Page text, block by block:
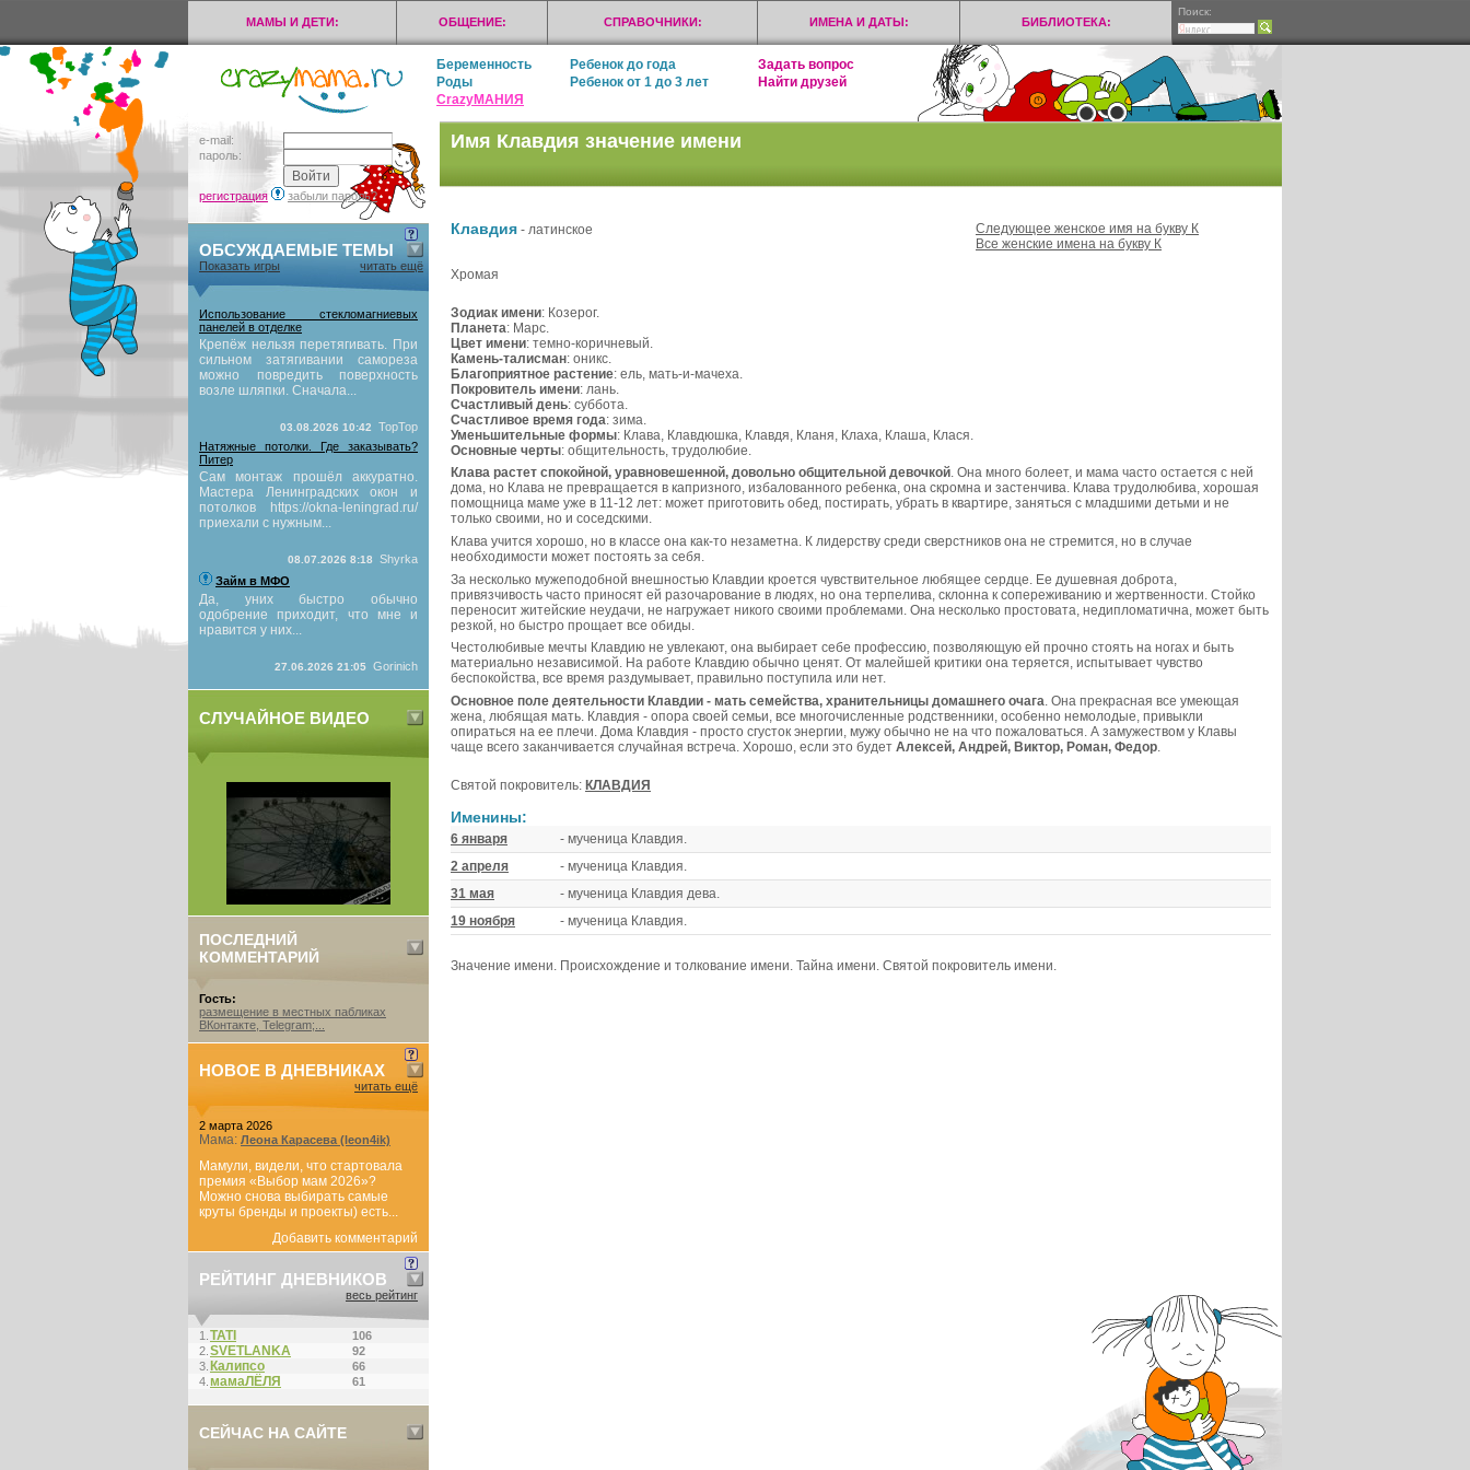
МАМЫ И ДЕТИ: ОБЩЕНИЕ: СПРАВОЧНИКИ: ИМЕНА И ДАТЫ: БИБЛИОТЕКА:
Поиск:
Беременность Ребенок до года
Задать вопрос
Роды
Ребенок от 1 до 3 лет
Найти друзей
CrazyМАНИЯ
e-mail:
пароль:
регистрация забыли пароль?
ОБСУЖДАЕМЫЕ ТЕМЫ
Показать игры читать ещё
Использование стекломагниевых
панелей в отделке
Крепёж нельзя перетягивать. При
сильном затягивании самореза
можно повредить поверхность
возле шляпки. Сначала...
03.08.2026 10:42
TopTop
Натяжные потолки. Где заказывать?
Питер
Сам монтаж прошёл аккуратно.
Мастера Ленинградских окон и
потолков https://okna-leningrad.ru/
приехали с нужным...
08.07.2026 8:18
Shyrka
Займ в МФО
Да, уних быстро обычно
одобрение приходит, что мне и
нравится у них...
27.06.2026 21:05 Gorinich
СЛУЧАЙНОЕ ВИДЕО
ПОСЛЕДНИЙ
КОММЕНТАРИЙ
Гость:
размещение в местных пабликах
ВКонтакте, Telegram;...
НОВОЕ В ДНЕВНИКАХ
читать ещё
2 марта 2026
Мама: Леона Карасева (leon4ik)
Мамули, видели, что стартовала
премия «Выбор мам 2026»?
Можно снова выбирать самые
круты бренды и проекты) есть...
Добавить комментарий
РЕЙТИНГ ДНЕВНИКОВ
весь рейтинг
1. ТАТI
106
2. SVETLANKA
92
3. Калипсо
66
4. мамаЛЁЛЯ 61
СЕЙЧАС НА САЙТЕ
Имя Клавдия значение имени
Клавдия - латинское
Следующее женское имя на букву К
Все женские имена на букву К
Хромая
Зодиак имени: Козерог.
Планета: Марс.
Цвет имени: темно-коричневый.
Камень-талисман: оникс.
Благоприятное растение: ель, мать-и-мачеха.
Покровитель имени: лань.
Счастливый день: суббота.
Счастливое время года: зима.
Уменьшительные формы: Клава, Клавдюшка, Клавдя, Кланя, Клаха, Клаша, Клася.
Основные черты: общительность, трудолюбие.
Клава растет спокойной, уравновешенной, довольно общительной девочкой. Она много болеет, и мама часто остается с ней
дома, но Клава не превращается в капризного, избалованного ребенка, она скромна и застенчива. Клава трудолюбива, хорошая
помощница маме уже в 11-12 лет: может приготовить обед, постирать, убрать в квартире, заняться с младшими детьми и не
только своими, но и соседскими.
Клава учится хорошо, но в классе она как-то незаметна. К лидерству среди сверстников она не стремится, но в случае
необходимости может постоять за себя.
За несколько мужеподобной внешностью Клавдии кроется чувствительное любящее сердце. Ее душевная доброта,
привязчивость часто приносят ей разочарование в людях, но она терпелива, склонна к сопереживанию и жертвенности. Стойко
переносит житейские неудачи, не нагружает никого своими проблемами. Она несколько простовата, недипломатична, может быть
резкой, но быстро прощает все обиды.
Честолюбивые мечты Клавдию не увлекают, она выбирает себе профессию, позволяющую ей прочно стоять на ногах и быть
материально независимой. На работе Клавдию обычно ценят. От малейшей критики она теряется, испытывает чувство
беспокойства, все время раздумывает, правильно поступила или нет.
Основное поле деятельности Клавдии - мать семейства, хранительницы домашнего очага. Она прекрасная все умеющая
жена, любящая мать. Клавдия - опора своей семьи, все многочисленные родственники, особенно немолодые, привыкли
опираться на ее плечи. Дома Клавдия - просто сгусток энергии, мужу обычно не на что пожаловаться. А замужеством у Клавы
чаще всего заканчивается случайная встреча. Хорошо, если это будет Алексей, Андрей, Виктор, Роман, Федор.
Святой покровитель: КЛАВДИЯ
Именины:
6 января
- мученица Клавдия.
2 апреля
- мученица Клавдия.
31 мая
- мученица Клавдия дева.
19 ноября
- мученица Клавдия.
Значение имени. Происхождение и толкование имени. Тайна имени. Святой покровитель имени.